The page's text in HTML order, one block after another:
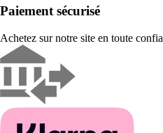
Paiement sécurisé
Achetez sur notre site en toute